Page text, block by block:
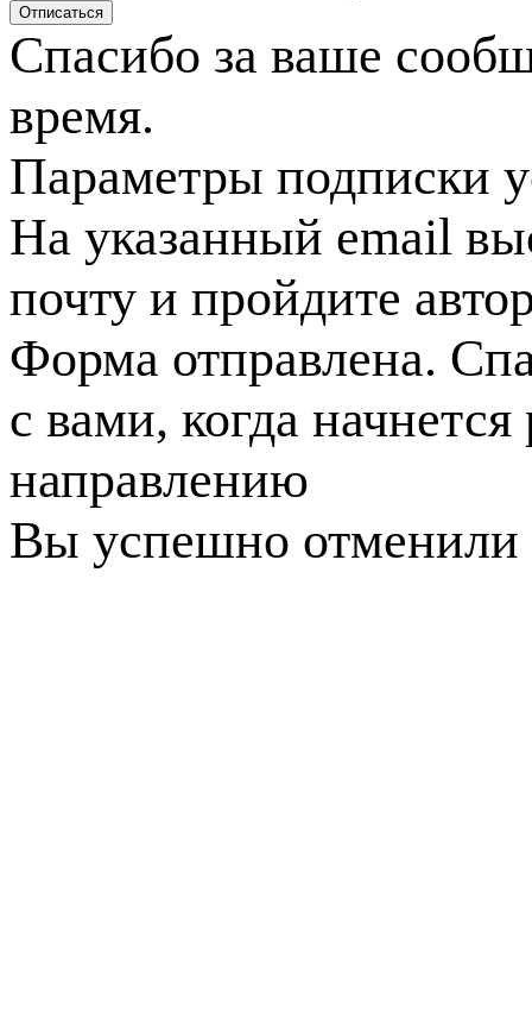
Спасибо за ваше
время.
Параметры подписки
На указанный email
почту и пройдите
Форма отправлена.
с вами, когда
направлению
Вы успешно отменили